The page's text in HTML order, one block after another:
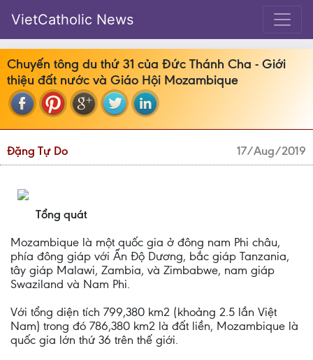
VietCatholic News
Chuyến tông du thứ 31 của Đức Thánh Cha - Giới
thiệu đất nước và Giáo Hội Mozambique
Đặng Tự Do 17/Aug/2019
Tổng quát
Mozambique là một quốc gia ở đông nam Phi châu,
phía đông giáp với Ấn Độ Dương, bắc giáp Tanzania,
tây giáp Malawi, Zambia, và Zimbabwe, nam giáp
Swaziland và Nam Phi.
Với tổng diện tích 799,380 km2 (khoảng 2.5 lần Việt
Nam) trong đó 786,380 km2 là đất liền, Mozambique là
quốc gia lớn thứ 36 trên thế giới.